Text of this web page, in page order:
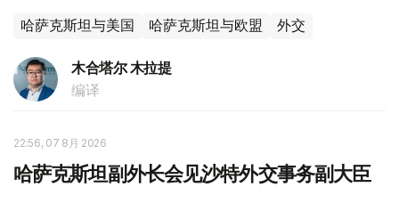
哈萨克斯坦与美国 哈萨克斯坦与欧盟 外交
木合塔尔 木拉提
编译
22:56, 07 8月 2026
哈萨克斯坦副外长会见沙特外交事务副大臣